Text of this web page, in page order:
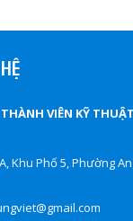
VIÊN KỸ
Khu Phố 5, Phường